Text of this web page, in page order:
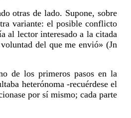
otras de lado. Supone, sobre
variante: el posible conflicto
al lector interesado a la citada
del que me envió» (Jn
de los primeros pasos en la
heterónoma -recuérdese el
por sí mismo; cada parte